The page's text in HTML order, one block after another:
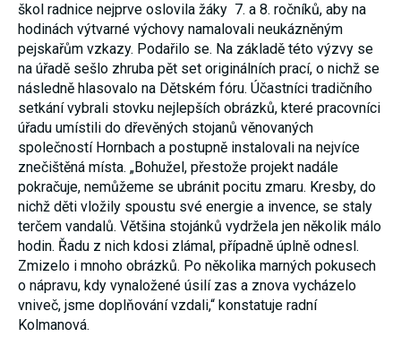
škol radnice nejprve oslovila žáky 7. a 8. ročníků, aby na
hodinách výtvarné výchovy namalovali neukázněným
pejskařům vzkazy. Podařilo se. Na základě této výzvy se
na úřadě sešlo zhruba pět set originálních prací, o nichž se
následně hlasovalo na Dětském fóru. Účastníci tradičního
setkání vybrali stovku nejlepších obrázků, které pracovníci
úřadu umístili do dřevěných stojanů věnovaných
společností Hornbach a postupně instalovali na nejvíce
znečištěná místa. „Bohužel, přestože projekt nadále
pokračuje, nemůžeme se ubránit pocitu zmaru. Kresby, do
nichž děti vložily spoustu své energie a invence, se staly
terčem vandalů. Většina stojánků vydržela jen několik málo
hodin. Řadu z nich kdosi zlámal, případně úplně odnesl.
Zmizelo i mnoho obrázků. Po několika marných pokusech
o nápravu, kdy vynaložené úsilí zas a znova vycházelo
vniveč, jsme doplňování vzdali,“ konstatuje radní
Kolmanová.
nemohou být
individuálně
deaktivovány
nebo
aktivovány.
Analytické
cookies
Analytické
cookies nám
umožňují
měření
výkonu
našeho webu
a našich
reklamních
kampaní.
Jejich pomocí
určujeme
počet návštěv